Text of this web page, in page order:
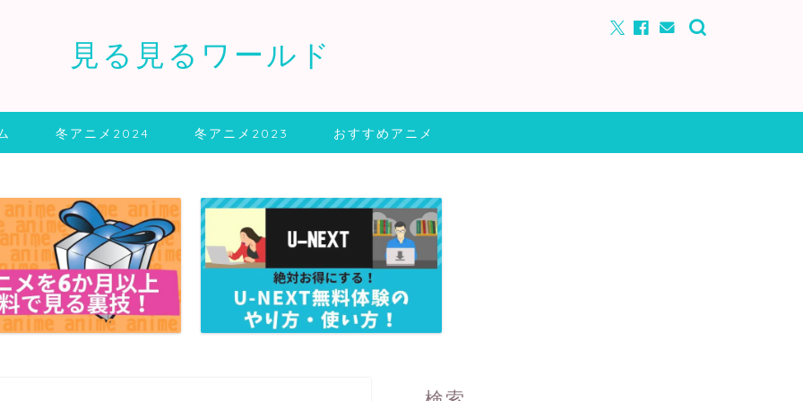
見る見るワールド
冬アニメ2024 冬アニメ2023 おすすめアニメ